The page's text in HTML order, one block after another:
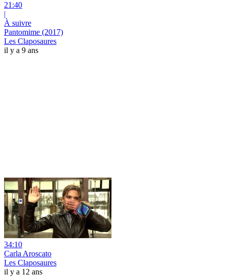
21:40
|
À suivre
Pantomime (2017)
Les Claposaures
il y a 9 ans
34:10
Carla Aroscato
Les Claposaures
il y a 12 ans